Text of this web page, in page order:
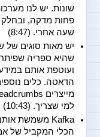
שעה אחרי. (8:47)
יש מאות סוגים של
הדאטה. כלים
למי שצריך. (10:43)
הכלי המקביל של